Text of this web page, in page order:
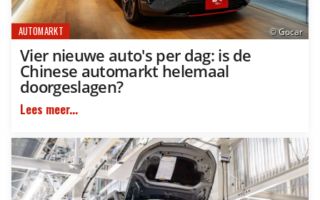
© Gocar
AUTOMARKT
Vier nieuwe auto's per dag: is de
Chinese automarkt helemaal
doorgeslagen?
Lees meer...